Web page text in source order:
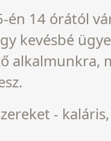
én 14 órától
kevésbé
alkalmunkra,
-